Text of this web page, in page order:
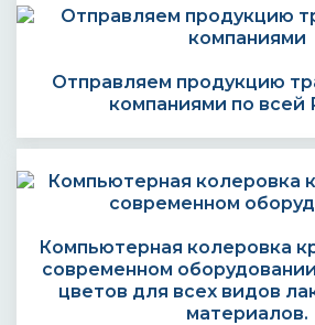
Отправляем продукцию
компаниями по всей
Компьютерная колеровка
современном
цветов для всех видов
материалов.